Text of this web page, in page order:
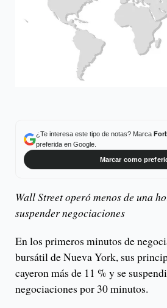
¿Te interesa este tipo de notas? Marca
preferida en Google.
Marcar como
Wall Street operó menos de una
suspender negociaciones
En los primeros minutos de
bursátil de Nueva York, sus
cayeron más de 11 % y se
negociaciones por 30 minutos.